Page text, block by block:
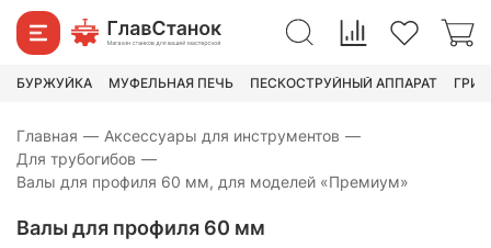
БУРЖУЙКА МУФЕЛЬНАЯ ПЕЧЬ ПЕСКОСТРУЙНЫЙ АППАРАТ
Главная — Аксессуары для инструментов —
Для трубогибов —
Валы для профиля 60 мм, для моделей «Премиум»
3 190 6 700
Валы для профиля 60 мм